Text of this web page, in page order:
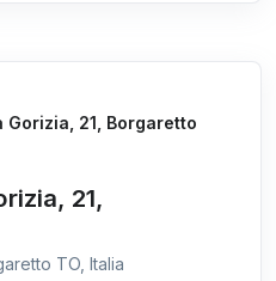
Gorizia, 21, Borgaretto
21,
TO, Italia